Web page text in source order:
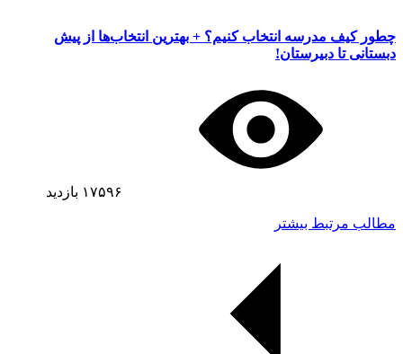
چطور کیف مدرسه انتخاب کنیم؟ + بهترین انتخاب‌ها از پیش
دبستانی تا دبیرستان!
۱۷۵۹۶ بازدید
مطالب مرتبط بیشتر